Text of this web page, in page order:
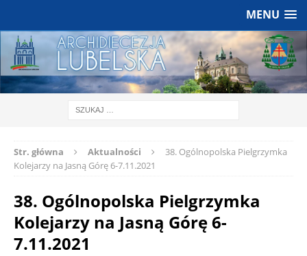
MENU
Str. główna Aktualności
38. Ogólnopolska Pielgrzymka
Kolejarzy na Jasną Górę 6-7.11.2021
38. Ogólnopolska Pielgrzymka
Kolejarzy na Jasną Górę 6-
7.11.2021